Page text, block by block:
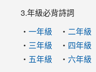
3.年級必背詩詞
‧ 一年級 ‧ 二年級
‧ 三年級 ‧ 四年級
‧ 五年級 ‧ 六年級